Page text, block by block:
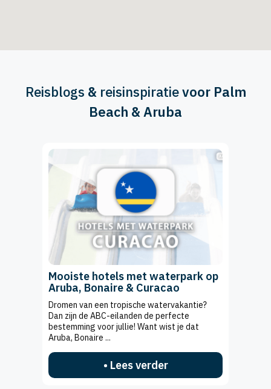
Reisblogs & reisinspiratievoor Palm
Beach & Aruba
Mooiste hotels met waterpark op
Aruba, Bonaire & Curacao
Dromen van een tropische watervakantie?
Dan zijn de ABC-eilanden de perfecte
bestemming voor jullie! Want wist je dat
Aruba, Bonaire ...
• Lees verder